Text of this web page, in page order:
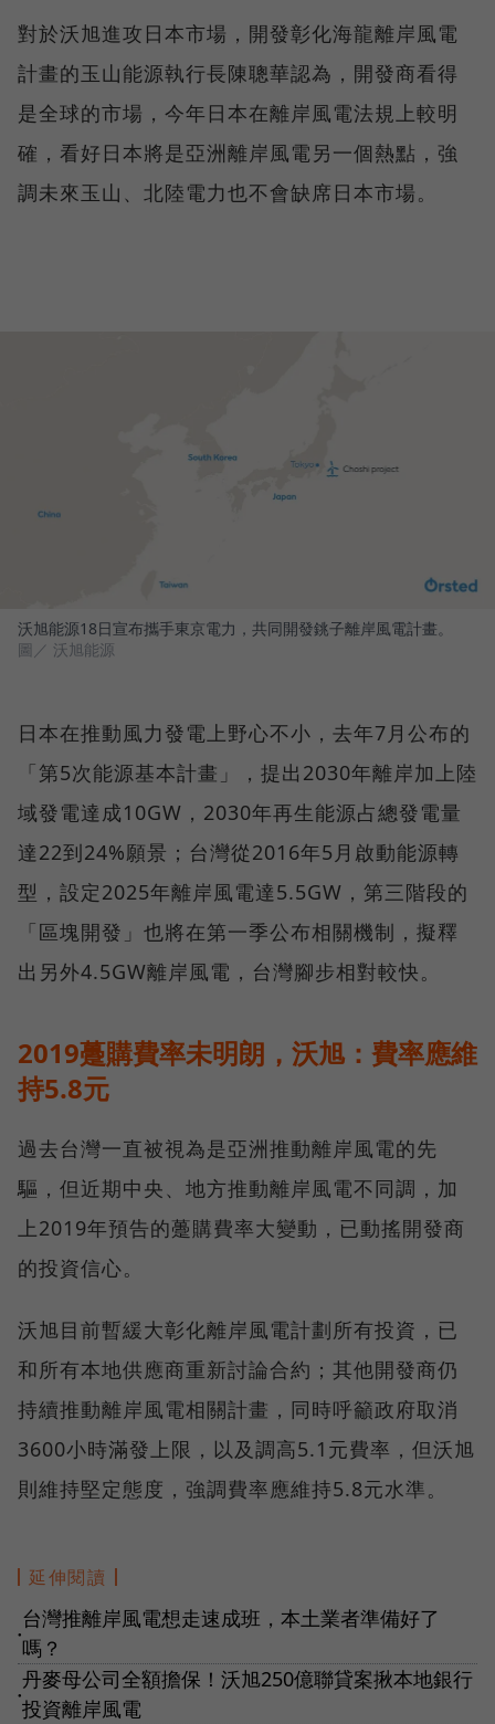
對於沃旭進攻日本市場，開發彰化海龍離岸風電
計畫的玉山能源執行長陳聰華認為，開發商看得
是全球的市場，今年日本在離岸風電法規上較明
確，看好日本將是亞洲離岸風電另一個熱點，強
調未來玉山、北陸電力也不會缺席日本市場。
沃旭能源18日宣布攜手東京電力，共同開發銚子離岸風電計畫。
圖／ 沃旭能源
日本在推動風力發電上野心不小，去年7月公布的
「第5次能源基本計畫」，提出2030年離岸加上陸
域發電達成10GW，2030年再生能源占總發電量
達22到24%願景；台灣從2016年5月啟動能源轉
型，設定2025年離岸風電達5.5GW，第三階段的
「區塊開發」也將在第一季公布相關機制，擬釋
出另外4.5GW離岸風電，台灣腳步相對較快。
2019躉購費率未明朗，沃旭：費率應維
持5.8元
過去台灣一直被視為是亞洲推動離岸風電的先
驅，但近期中央、地方推動離岸風電不同調，加
上2019年預告的躉購費率大變動，已動搖開發商
的投資信心。
沃旭目前暫緩大彰化離岸風電計劃所有投資，已
和所有本地供應商重新討論合約；其他開發商仍
持續推動離岸風電相關計畫，同時呼籲政府取消
3600小時滿發上限，以及調高5.1元費率，但沃旭
則維持堅定態度，強調費率應維持5.8元水準。
延伸閱讀
●
台灣推離岸風電想走速成班，本土業者準備好了
嗎？
●
丹麥母公司全額擔保！沃旭250億聯貸案揪本地銀行
投資離岸風電